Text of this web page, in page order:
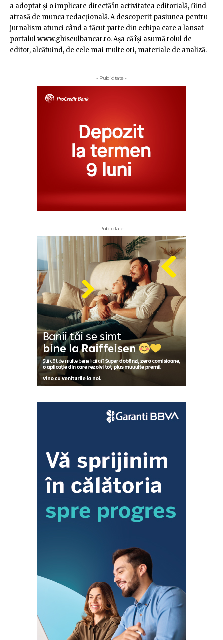
a adoptat şi o implicare directă în activitatea editorială, fiind
atrasă de munca redacţională. A descoperit pasiunea pentru
jurnalism atunci când a făcut parte din echipa care a lansat
portalul www.ghiseulbancar.ro. Așa că îşi asumă rolul de
editor, alcătuind, de cele mai multe ori, materiale de analiză.
- Publicitate -
- Publicitate -